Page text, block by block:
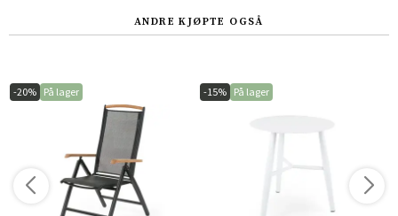
ANDRE KJØPTE OGSÅ
-20% På lager -15% På lager